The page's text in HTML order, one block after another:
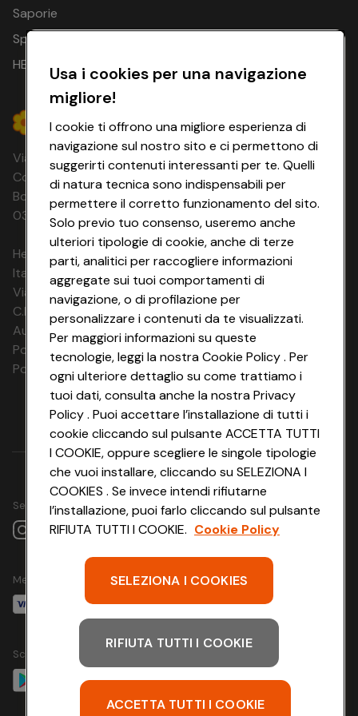
incluso
verificare disponibilità, condizioni, periodi di viaggio,
prezzi aggiornati e inclusioni.
Prenota ora la tua vacanza estiva last minute estiva
con HeyConad Viaggie scegli tra mare, montagna,
benessere, tour e pacchetti vacanza fino al 50% di
sconto.
Consulta il catalogo e affrettati a prenotare, l’iniziativa è
valida dal 01/06/2026 al 30/09/2026.
*Consulta i termini e condizioni delle offerte cliccando
qui
Saporie
Spesa Online
HEYCONAD
Via Michelino, 59 | 40127 BOLOGNA
Codice Fiscale e Registro Imprese di
Bologna 00865960157 PARTITA IVA
03320960374 CONAD SOC. COOP.
HeyConad Viaggi è un servizio gestito da
Italia Travel Marketing S.r.l.
Via Chiesolina 8 | 37066 Sommacampagna (VR)
C.F. e P.IVA: 03816060234
Aut. Prov Verona n. 4737/10
Polizza Ass. RC n. 177765037
Polizza Ass. Protection n. 6006000083/F
Seguici su
Metodo di pagamento
Scarica l'app
Usa i cookies per una navigazione
migliore!
I cookie ti offrono una migliore esperienza di
navigazione sul nostro sito e ci permettono di
suggerirti contenuti interessanti per te. Quelli
di natura tecnica sono indispensabili per
permettere il corretto funzionamento del sito.
Solo previo tuo consenso, useremo anche
ulteriori tipologie di cookie, anche di terze
parti, analitici per raccogliere informazioni
aggregate sui tuoi comportamenti di
navigazione, o di profilazione per
personalizzare i contenuti da te visualizzati.
Per maggiori informazioni su queste
tecnologie, leggi la nostra Cookie Policy . Per
ogni ulteriore dettaglio su come trattiamo i
tuoi dati, consulta anche la nostra Privacy
Policy . Puoi accettare l’installazione di tutti i
cookie cliccando sul pulsante ACCETTA TUTTI
I COOKIE, oppure scegliere le singole tipologie
che vuoi installare, cliccando su SELEZIONA I
COOKIES . Se invece intendi rifiutarne
l’installazione, puoi farlo cliccando sul pulsante
RIFIUTA TUTTI I COOKIE. Cookie Policy
SELEZIONA I COOKIES
RIFIUTA TUTTI I COOKIE
ACCETTA TUTTI I COOKIE